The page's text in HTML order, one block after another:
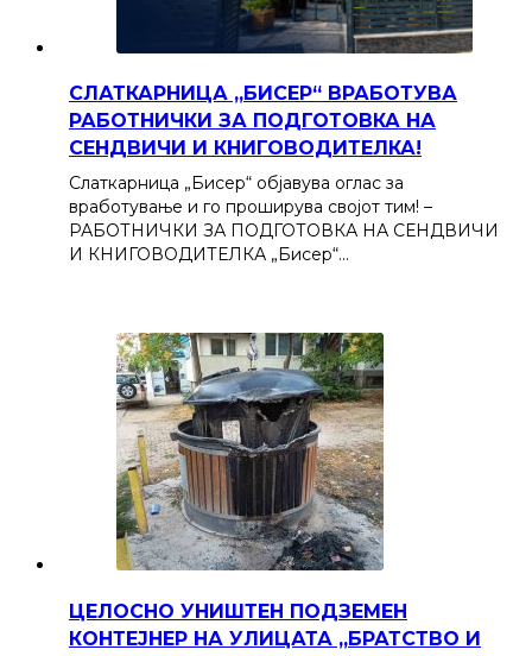
СЛАТКАРНИЦА „БИСЕР“ ВРАБОТУВА
РАБОТНИЧКИ ЗА ПОДГОТОВКА НА
СЕНДВИЧИ И КНИГОВОДИТЕЛКА!
Слаткарница „Бисер“ објавува оглас за
вработување и го проширува својот тим! –
РАБОТНИЧКИ ЗА ПОДГОТОВКА НА СЕНДВИЧИ
И КНИГОВОДИТЕЛКА „Бисер“…
ЦЕЛОСНО УНИШТЕН ПОДЗЕМЕН
КОНТЕЈНЕР НА УЛИЦАТА „БРАТСТВО И